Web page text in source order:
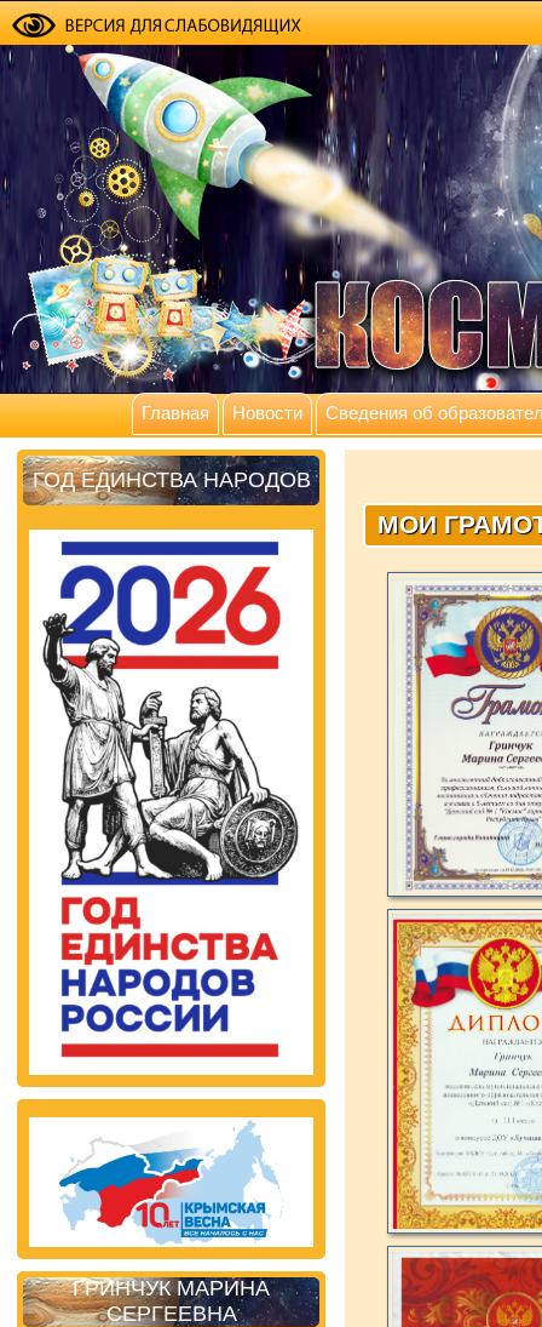
Главная Новости Сведения об
ГОД ЕДИНСТВА НАРОДОВ
ГРИНЧУК МАРИНА
СЕРГЕЕВНА
МОИ